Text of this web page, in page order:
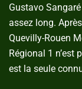
Gustavo
assez long.
Quevilly-Rouen
Régional 1 n’est
est la seule